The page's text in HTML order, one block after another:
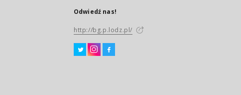
Odwiedź nas!
http://bg.p.lodz.pl/